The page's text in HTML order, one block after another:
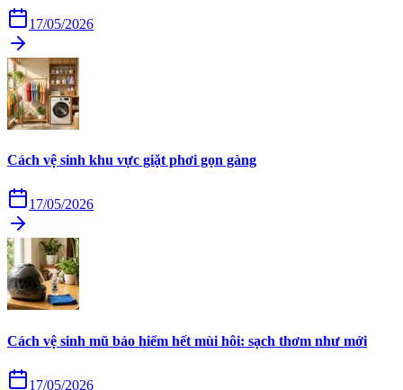
17/05/2026
Cách vệ sinh khu vực giặt phơi gọn gàng
17/05/2026
Cách vệ sinh mũ bảo hiểm hết mùi hôi: sạch thơm như mới
17/05/2026